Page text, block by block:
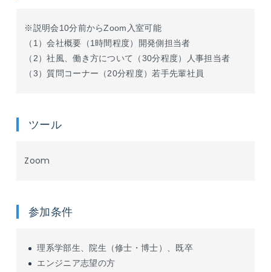
※説明会10分前からZoom入室可能
（1）会社概要（1時間程度）開発側担当者
（2）社風、働き方について（30分程度）人事担当者
（3）質問コーナー（20分程度）若手先輩社員
ツール
Zoom
参加条件
理系学部生、院生（修士・博士）、既卒
エンジニア志望の方